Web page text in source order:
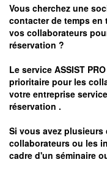
Vous cherchez une
contacter de temps
vos collaborateurs
réservation ?
Le service ASSIST PRO
prioritaire pour les
votre entreprise
réservation .
Si vous avez
collaborateurs ou les
cadre d'un séminaire